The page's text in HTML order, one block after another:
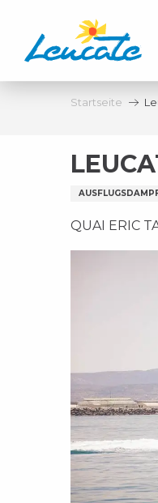
contenu
principal
Startseite
QUAI ERIC